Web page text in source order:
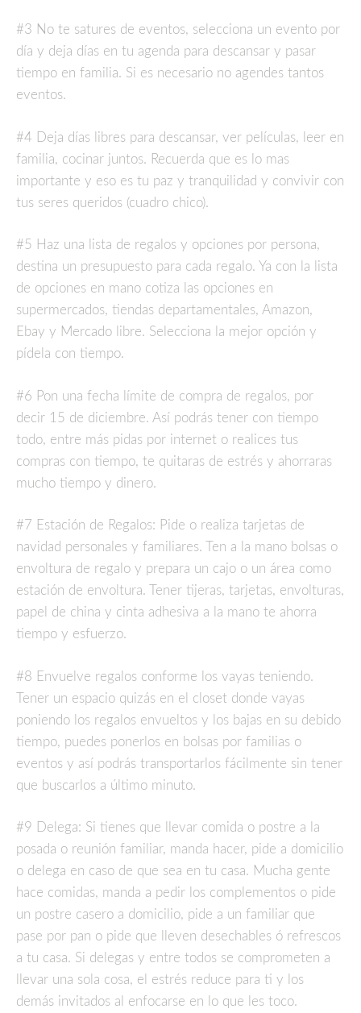
#3 No te satures de eventos, selecciona un evento por
día y deja días en tu agenda para descansar y pasar
tiempo en familia. Si es necesario no agendes tantos
eventos.
#4 Deja días libres para descansar, ver películas, leer en
familia, cocinar juntos. Recuerda que es lo mas
importante y eso es tu paz y tranquilidad y convivir con
tus seres queridos (cuadro chico).
#5 Haz una lista de regalos y opciones por persona,
destina un presupuesto para cada regalo. Ya con la lista
de opciones en mano cotiza las opciones en
supermercados, tiendas departamentales, Amazon,
Ebay y Mercado libre. Selecciona la mejor opción y
pídela con tiempo.
#6 Pon una fecha límite de compra de regalos, por
decir 15 de diciembre. Así podrás tener con tiempo
todo, entre más pidas por internet o realices tus
compras con tiempo, te quitaras de estrés y ahorraras
mucho tiempo y dinero.
#7 Estación de Regalos: Pide o realiza tarjetas de
navidad personales y familiares. Ten a la mano bolsas o
envoltura de regalo y prepara un cajo o un área como
estación de envoltura. Tener tijeras, tarjetas, envolturas,
papel de china y cinta adhesiva a la mano te ahorra
tiempo y esfuerzo.
#8 Envuelve regalos conforme los vayas teniendo.
Tener un espacio quizás en el closet donde vayas
poniendo los regalos envueltos y los bajas en su debido
tiempo, puedes ponerlos en bolsas por familias o
eventos y así podrás transportarlos fácilmente sin tener
que buscarlos a último minuto.
#9 Delega: Si tienes que llevar comida o postre a la
posada o reunión familiar, manda hacer, pide a domicilio
o delega en caso de que sea en tu casa. Mucha gente
hace comidas, manda a pedir los complementos o pide
un postre casero a domicilio, pide a un familiar que
pase por pan o pide que lleven desechables ó refrescos
a tu casa. Si delegas y entre todos se comprometen a
llevar una sola cosa, el estrés reduce para ti y los
demás invitados al enfocarse en lo que les toco.